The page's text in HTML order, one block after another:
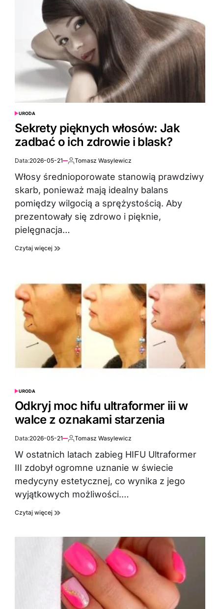
POSTED
IN
URODA
Sekrety pięknych włosów: Jak
zadbać o ich zdrowie i blask?
Data:2026-05-21 Autor:
Tomasz Wasylewicz
Włosy średnioporowate stanowią prawdziwy
skarb, ponieważ mają idealny balans
pomiędzy wilgocią a sprężystością. Aby
prezentowały się zdrowo i pięknie,
pielęgnacja…
Czytaj więcej
POSTED
IN
URODA
Odkryj moc hifu ultraformer iii w
walce z oznakami starzenia
Data:2026-05-21 Autor:
Tomasz Wasylewicz
W ostatnich latach zabieg HIFU Ultraformer
III zdobył ogromne uznanie w świecie
medycyny estetycznej, co wynika z jego
wyjątkowych możliwości.…
Czytaj więcej